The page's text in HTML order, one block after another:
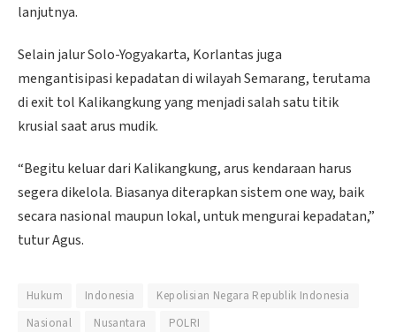
lanjutnya.
Selain jalur Solo-Yogyakarta, Korlantas juga
mengantisipasi kepadatan di wilayah Semarang, terutama
di exit tol Kalikangkung yang menjadi salah satu titik
krusial saat arus mudik.
“Begitu keluar dari Kalikangkung, arus kendaraan harus
segera dikelola. Biasanya diterapkan sistem one way, baik
secara nasional maupun lokal, untuk mengurai kepadatan,”
tutur Agus.
Hukum Indonesia
Kepolisian Negara Republik Indonesia
Nasional
Nusantara POLRI